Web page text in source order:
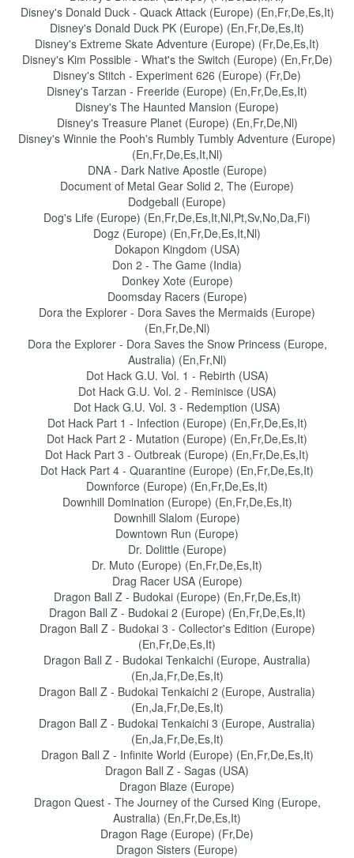
Disney's Donald Duck - Quack Attack (Europe) (En,Fr,De,Es,It)
Disney's Donald Duck PK (Europe) (En,Fr,De,Es,It)
Disney's Extreme Skate Adventure (Europe) (Fr,De,Es,It)
Disney's Kim Possible - What's the Switch (Europe) (En,Fr,De)
Disney's Stitch - Experiment 626 (Europe) (Fr,De)
Disney's Tarzan - Freeride (Europe) (En,Fr,De,Es,It)
Disney's The Haunted Mansion (Europe)
Disney's Treasure Planet (Europe) (En,Fr,De,Nl)
Disney's Winnie the Pooh's Rumbly Tumbly Adventure (Europe)
(En,Fr,De,Es,It,Nl)
DNA - Dark Native Apostle (Europe)
Document of Metal Gear Solid 2, The (Europe)
Dodgeball (Europe)
Dog's Life (Europe) (En,Fr,De,Es,It,Nl,Pt,Sv,No,Da,Fi)
Dogz (Europe) (En,Fr,De,Es,It,Nl)
Dokapon Kingdom (USA)
Don 2 - The Game (India)
Donkey Xote (Europe)
Doomsday Racers (Europe)
Dora the Explorer - Dora Saves the Mermaids (Europe)
(En,Fr,De,Nl)
Dora the Explorer - Dora Saves the Snow Princess (Europe,
Australia) (En,Fr,Nl)
Dot Hack G.U. Vol. 1 - Rebirth (USA)
Dot Hack G.U. Vol. 2 - Reminisce (USA)
Dot Hack G.U. Vol. 3 - Redemption (USA)
Dot Hack Part 1 - Infection (Europe) (En,Fr,De,Es,It)
Dot Hack Part 2 - Mutation (Europe) (En,Fr,De,Es,It)
Dot Hack Part 3 - Outbreak (Europe) (En,Fr,De,Es,It)
Dot Hack Part 4 - Quarantine (Europe) (En,Fr,De,Es,It)
Downforce (Europe) (En,Fr,De,Es,It)
Downhill Domination (Europe) (En,Fr,De,Es,It)
Downhill Slalom (Europe)
Downtown Run (Europe)
Dr. Dolittle (Europe)
Dr. Muto (Europe) (En,Fr,De,Es,It)
Drag Racer USA (Europe)
Dragon Ball Z - Budokai (Europe) (En,Fr,De,Es,It)
Dragon Ball Z - Budokai 2 (Europe) (En,Fr,De,Es,It)
Dragon Ball Z - Budokai 3 - Collector's Edition (Europe)
(En,Fr,De,Es,It)
Dragon Ball Z - Budokai Tenkaichi (Europe, Australia)
(En,Ja,Fr,De,Es,It)
Dragon Ball Z - Budokai Tenkaichi 2 (Europe, Australia)
(En,Ja,Fr,De,Es,It)
Dragon Ball Z - Budokai Tenkaichi 3 (Europe, Australia)
(En,Ja,Fr,De,Es,It)
Dragon Ball Z - Infinite World (Europe) (En,Fr,De,Es,It)
Dragon Ball Z - Sagas (USA)
Dragon Blaze (Europe)
Dragon Quest - The Journey of the Cursed King (Europe,
Australia) (En,Fr,De,Es,It)
Dragon Rage (Europe) (Fr,De)
Dragon Sisters (Europe)